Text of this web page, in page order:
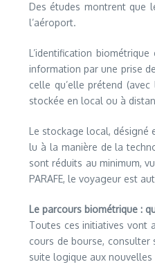
Des études montrent que
l’aéroport.
L’identification
information par une prise
celle qu’elle prétend
stockée en local ou à
Le stockage local, désigné
lu à la manière de la
sont réduits au minimum,
PARAFE, le voyageur est
Le parcours biométrique :
Toutes ces initiatives vont
cours de bourse, consulter
suite logique aux